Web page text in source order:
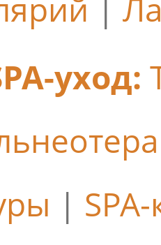
|
уход:
|